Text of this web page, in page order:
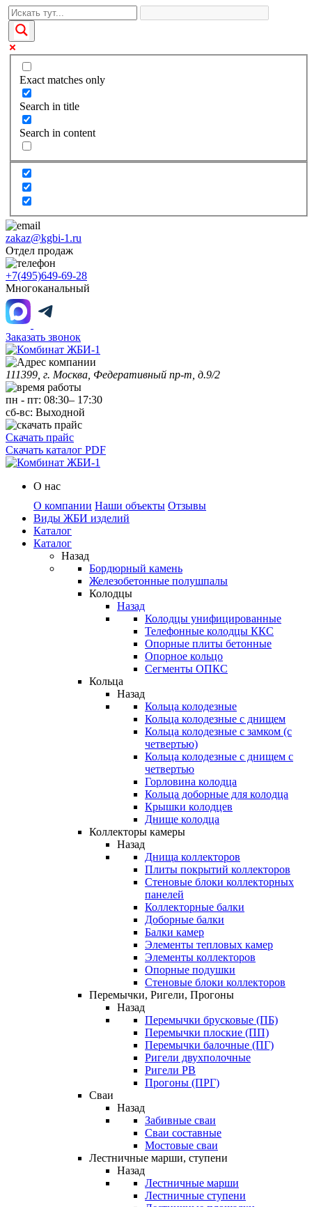
Exact matches only
Search in title
Search in content
zakaz@kgbi-1.ru
Отдел продаж
+7(495)649-69-28
Многоканальный
Заказать звонок
111399, г. Москва, Федеративный пр-т, д.9/2
пн - пт: 08:30– 17:30
сб-вс: Выходной
Скачать прайс
Скачать каталог PDF
О нас
О компании Наши объекты Отзывы
Виды ЖБИ изделий
Каталог
Каталог
Назад
Бордюрный камень
Железобетонные полушпалы
Колодцы
Назад
Колодцы унифицированные
Телефонные колодцы ККС
Опорные плиты бетонные
Опорное кольцо
Сегменты ОПКС
Кольца
Назад
Кольца колодезные
Кольца колодезные с днищем
Кольца колодезные с замком (с
четвертью)
Кольца колодезные с днищем с
четвертью
Горловина колодца
Кольца доборные для колодца
Крышки колодцев
Днище колодца
Коллекторы камеры
Назад
Днища коллекторов
Плиты покрытий коллекторов
Стеновые блоки коллекторных
панелей
Коллекторные балки
Доборные балки
Балки камер
Элементы тепловых камер
Элементы коллекторов
Опорные подушки
Стеновые блоки коллекторов
Перемычки, Ригели, Прогоны
Назад
Перемычки брусковые (ПБ)
Перемычки плоские (ПП)
Перемычки балочные (ПГ)
Ригели двухполочные
Ригели РВ
Прогоны (ПРГ)
Сваи
Назад
Забивные сваи
Сваи составные
Мостовые сваи
Лестничные марши, ступени
Назад
Лестничные марши
Лестничные ступени